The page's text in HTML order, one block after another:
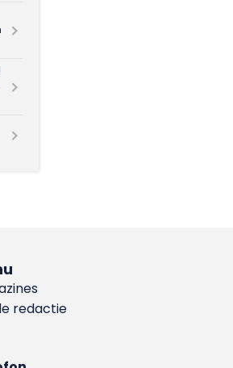
redactie